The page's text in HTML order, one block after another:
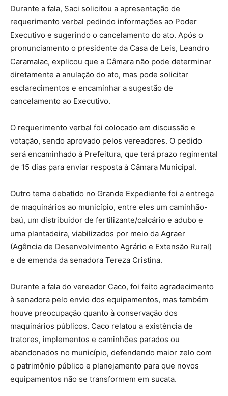
Durante a fala, Saci solicitou a apresentação de
requerimento verbal pedindo informações ao Poder
Executivo e sugerindo o cancelamento do ato. Após o
pronunciamento o presidente da Casa de Leis, Leandro
Caramalac, explicou que a Câmara não pode determinar
diretamente a anulação do ato, mas pode solicitar
esclarecimentos e encaminhar a sugestão de
cancelamento ao Executivo.
O requerimento verbal foi colocado em discussão e
votação, sendo aprovado pelos vereadores. O pedido
será encaminhado à Prefeitura, que terá prazo regimental
de 15 dias para enviar resposta à Câmara Municipal.
Outro tema debatido no Grande Expediente foi a entrega
de maquinários ao município, entre eles um caminhão-
baú, um distribuidor de fertilizante/calcário e adubo e
uma plantadeira, viabilizados por meio da Agraer
(Agência de Desenvolvimento Agrário e Extensão Rural)
e de emenda da senadora Tereza Cristina.
Durante a fala do vereador Caco, foi feito agradecimento
à senadora pelo envio dos equipamentos, mas também
houve preocupação quanto à conservação dos
maquinários públicos. Caco relatou a existência de
tratores, implementos e caminhões parados ou
abandonados no município, defendendo maior zelo com
o patrimônio público e planejamento para que novos
equipamentos não se transformem em sucata.